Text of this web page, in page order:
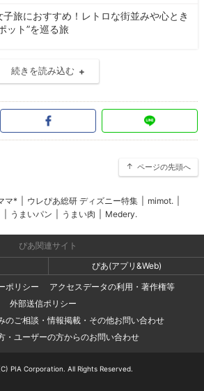
子旅におすすめ！レトロな街並みや心とき
ット”を巡る旅
続きを読み込む
ページの先頭へ
マ* ウレぴあ総研 ディズニー特集 mimot.
うまいパン うまい肉 Medery.
ぴあ関連サイト
ぴあ(アプリ&Web)
ポリシー
アクセスデータの利用・著作権等
外部送信ポリシー
のご相談・情報掲載・その他お問い合わせ
・ユーザーの方からのお問い合わせ
PIA Corporation. All Rights Reserved.